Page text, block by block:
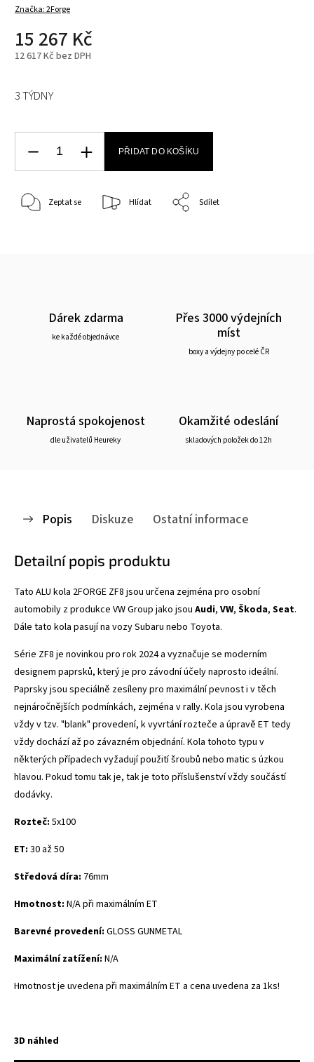
Značka:2Forge
15 267 Kč
12 617 Kč bez DPH
3 TÝDNY
PŘIDAT DO KOŠÍKU
Zeptat se Hlídat Sdílet
Dárek zdarma
ke každé objednávce
Přes 3000 výdejních
míst
boxy a výdejny po celé ČR
Naprostá spokojenost
dle uživatelů Heureky
Okamžité odeslání
skladových položek do 12h
Popis Diskuze Ostatní informace
Detailní popis produktu
Tato ALU kola 2FORGE ZF8 jsou určena zejména pro osobní
automobily z produkce VW Group jako jsou Audi, VW, Škoda, Seat.
Dále tato kola pasují na vozy Subaru nebo Toyota.
Série ZF8 je novinkou pro rok 2024 a vyznačuje se moderním
designem paprsků, který je pro závodní účely naprosto ideální.
Paprsky jsou speciálně zesíleny pro maximální pevnost i v těch
nejnáročnějších podmínkách, zejména v rally. Kola jsou vyrobena
vždy v tzv. "blank" provedení, k vyvrtání rozteče a úpravě ET tedy
vždy dochází až po závazném objednání. Kola tohoto typu v
některých případech vyžadují použití šroubů nebo matic s úzkou
hlavou. Pokud tomu tak je, tak je toto příslušenství vždy součástí
dodávky.
Rozteč: 5x100
ET: 30 až 50
Středová díra: 76mm
Hmotnost: N/A při maximálním ET
Barevné provedení: GLOSS GUNMETAL
Maximální zatížení: N/A
Hmotnost je uvedena při maximálním ET a cena uvedena za 1ks!
3D náhled